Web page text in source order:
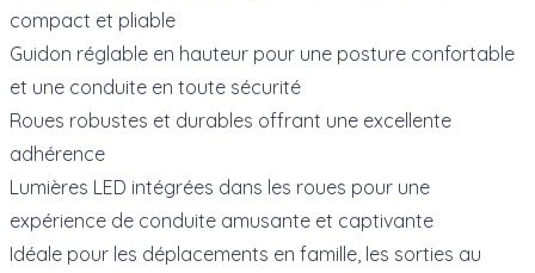
compact et pliable
Guidon réglable en hauteur pour une posture confortable
et une conduite en toute sécurité
Roues robustes et durables offrant une excellente
adhérence
Lumières LED intégrées dans les roues pour une
expérience de conduite amusante et captivante
Idéale pour les déplacements en famille, les sorties au